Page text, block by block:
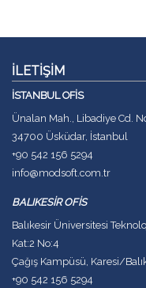
İLETİŞİM
İSTANBUL OFİS
Ünalan Mah., Libadiye Cd.
34700 Üsküdar, İstanbul
+90 542 156 5294
info@modsoft.com.tr
BALIKESİR OFİS
Balıkesir Üniversitesi
Kat:2 No:4
Çağış Kampüsü, Karesi/
+90 542 156 5294